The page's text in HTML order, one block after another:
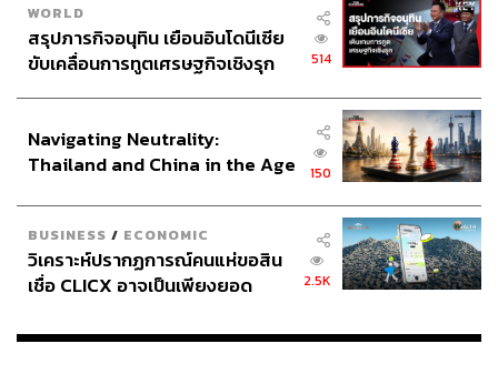
WORLD
สรุปภารกิจอนุทิน เยือนอินโดนีเซีย
ขับเคลื่อนการทูตเศรษฐกิจเชิงรุก
514
Navigating Neutrality:
Thailand and China in the Age
150
BUSINESS / ECONOMIC
วิเคราะห์ปรากฏการณ์คนแห่ขอสิน
เชื่อ CLICX อาจเป็นเพียงยอด
เรือนไทยที่ถูกซุกไว้
2.5K